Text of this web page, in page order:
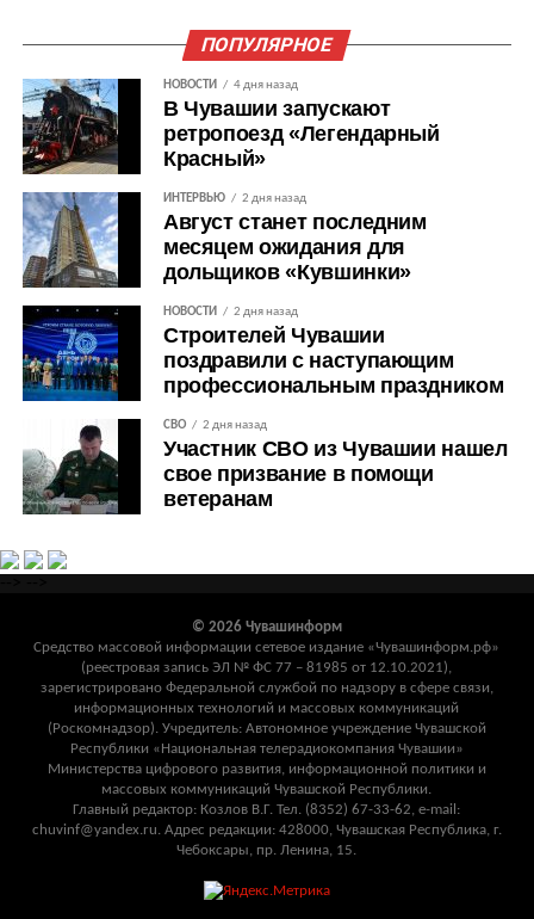
ПОПУЛЯРНОЕ
НОВОСТИ 4 дня назад
В Чувашии запускают
ретропоезд «Легендарный
Красный»
ИНТЕРВЬЮ 2 дня назад
Август станет последним
месяцем ожидания для
дольщиков «Кувшинки»
НОВОСТИ 2 дня назад
Строителей Чувашии
поздравили с наступающим
профессиональным праздником
СВО 2 дня назад
Участник СВО из Чувашии нашел
свое призвание в помощи
ветеранам
© 2026 Чувашинформ
Средство массовой информации сетевое издание «Чувашинформ.рф»
(реестровая запись ЭЛ № ФС 77 – 81985 от 12.10.2021),
зарегистрировано Федеральной службой по надзору в сфере связи,
информационных технологий и массовых коммуникаций
(Роскомнадзор). Учредитель: Автономное учреждение Чувашской
Республики «Национальная телерадиокомпания Чувашии»
Министерства цифрового развития, информационной политики и
массовых коммуникаций Чувашской Республики.
Главный редактор: Козлов В.Г. Тел. (8352) 67-33-62, e-mail:
chuvinf@yandex.ru. Адрес редакции: 428000, Чувашская Республика, г.
Чебоксары, пр. Ленина, 15.